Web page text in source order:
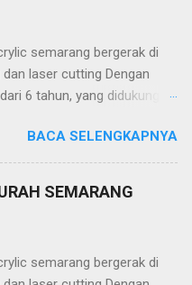
semarang bergerak di
laser cutting Dengan
6 tahun, yang didukung
yang berkualitas
kami tawakan sangat
-Neon Box
Railling Tangga/Balkon -
BACA SELENGKAPNYA
SEMARANG
semarang bergerak di